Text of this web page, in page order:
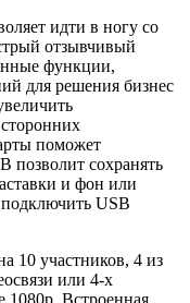
идти в ногу со
отзывчивый
функции,
для решения бизнес
поможет
позволит сохранять
и фон или
USB
10 участников, 4 из
или 4-х
1080p. Встроенная